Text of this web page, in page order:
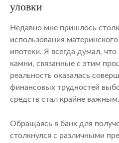
уловки
Недавно мне пришлось
использования
ипотеки. Я всегда думал,
камни, связанные с этим
реальность оказалась
финансовых трудностей
средств стал крайне важным.
Обращаясь в банк для
столкнулся с различными